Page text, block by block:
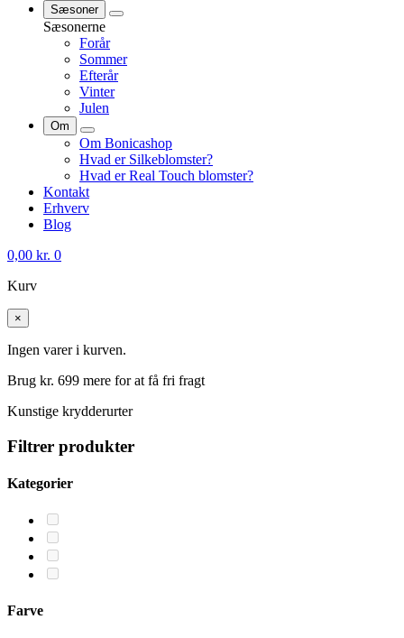
Sæsoner
Sæsonerne
Forår
Sommer
Efterår
Vinter
Julen
Om
Om Bonicashop
Hvad er Silkeblomster?
Hvad er Real Touch blomster?
Kontakt
Erhverv
Blog
0,00 kr. 0
Kurv
×
Ingen varer i kurven.
Brug kr. 699 mere for at få fri fragt
Kunstige krydderurter
Filtrer produkter
Kategorier
Farve